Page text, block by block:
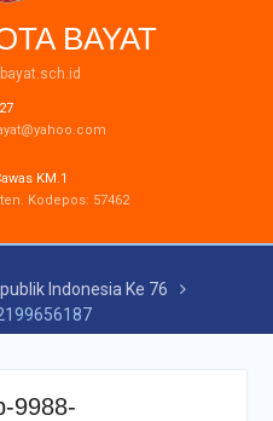
BAYAT
KM.1
Kodepos: 57462
Indonesia Ke 76
9988-